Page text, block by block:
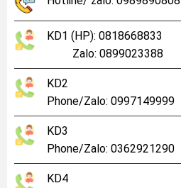
KD1 (HP): 0818668833
Zalo: 0899023388
KD2
Phone/Zalo: 0997149999
KD3
Phone/Zalo: 0362921290
KD4